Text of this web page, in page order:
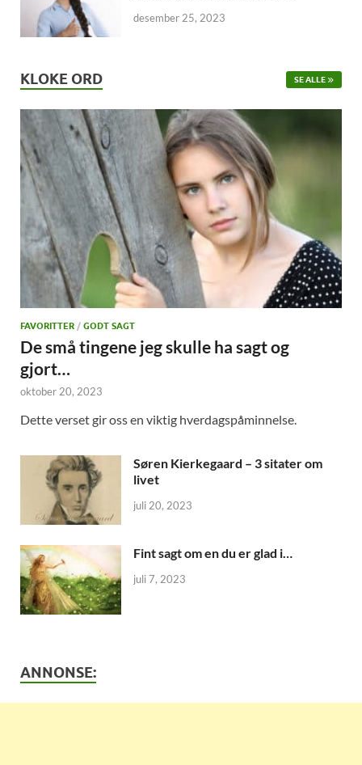
desember 25, 2023
KLOKE ORD SE ALLE
FAVORITTER / GODT SAGT
De små tingene jeg skulle ha sagt og
gjort…
oktober 20, 2023
Dette verset gir oss en viktig hverdagspåminnelse.
Søren Kierkegaard – 3 sitater om
livet
juli 20, 2023
Fint sagt om en du er glad i…
juli 7, 2023
ANNONSE: